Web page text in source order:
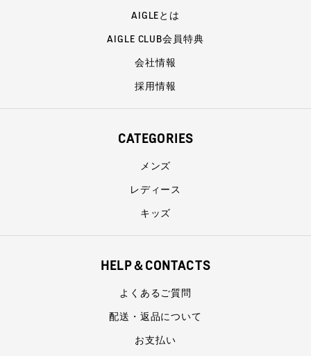
AIGLEとは
AIGLE CLUB会員特典
会社情報
採用情報
CATEGORIES
メンズ
レディース
キッズ
HELP＆CONTACTS
よくあるご質問
配送・返品について
お支払い